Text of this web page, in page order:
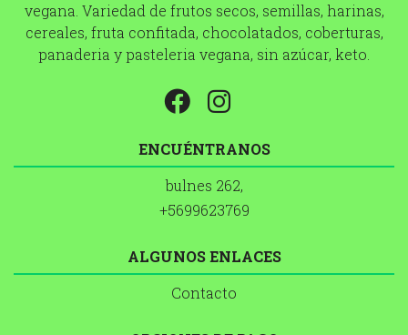
vegana. Variedad de frutos secos, semillas, harinas,
cereales, fruta confitada, chocolatados, coberturas,
panaderia y pasteleria vegana, sin azúcar, keto.
ENCUÉNTRANOS
bulnes 262,
+5699623769
ALGUNOS ENLACES
Contacto